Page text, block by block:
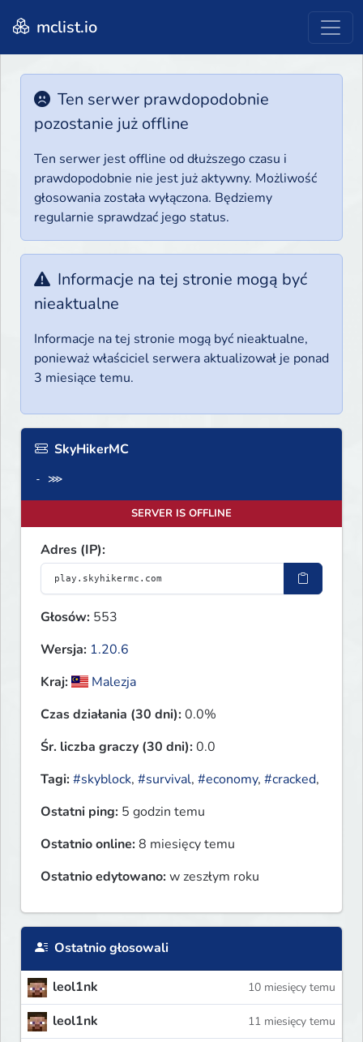
mclist.io
Ten serwer prawdopodobnie
pozostanie już offline
Ten serwer jest offline od dłuższego czasu i
prawdopodobnie nie jest już aktywny. Możliwość
głosowania została wyłączona. Będziemy
regularnie sprawdzać jego status.
Informacje na tej stronie mogą być
nieaktualne
Informacje na tej stronie mogą być nieaktualne,
ponieważ właściciel serwera aktualizował je ponad
3 miesiące temu.
SkyHikerMC
- ⋙
SERVER IS OFFLINE
Adres (IP):
Głosów: 553
Wersja: 1.20.6
Kraj:
Malezja
Czas działania (30 dni):0.0%
Śr. liczba graczy (30 dni):0.0
Tagi:#skyblock, #survival, #economy, #cracked,
Ostatni ping: 5 godzin temu
Ostatnio online:8 miesięcy temu
Ostatnio edytowano:w zeszłym roku
Ostatnio głosowali
leol1nk 10 miesięcy temu
leol1nk 11 miesięcy temu